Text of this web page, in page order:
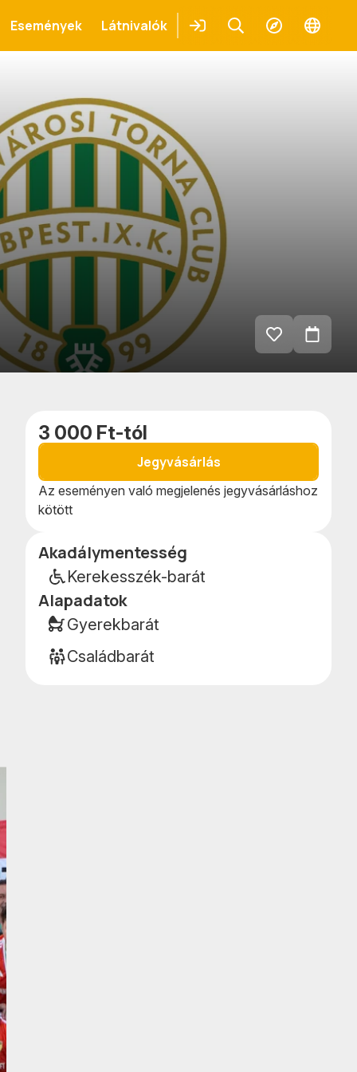
Események Látnivalók
BelépésKeresésFelfedezés
Change
adom
3 000 Ft-tól
Jegyvásárlás
Az eseményen való megjelenés jegyvásárláshoz
kötött
Esemény
részletei
Akadálymentesség
Kerekesszék-barát
Alapadatok
Gyerekbarát
Családbarát